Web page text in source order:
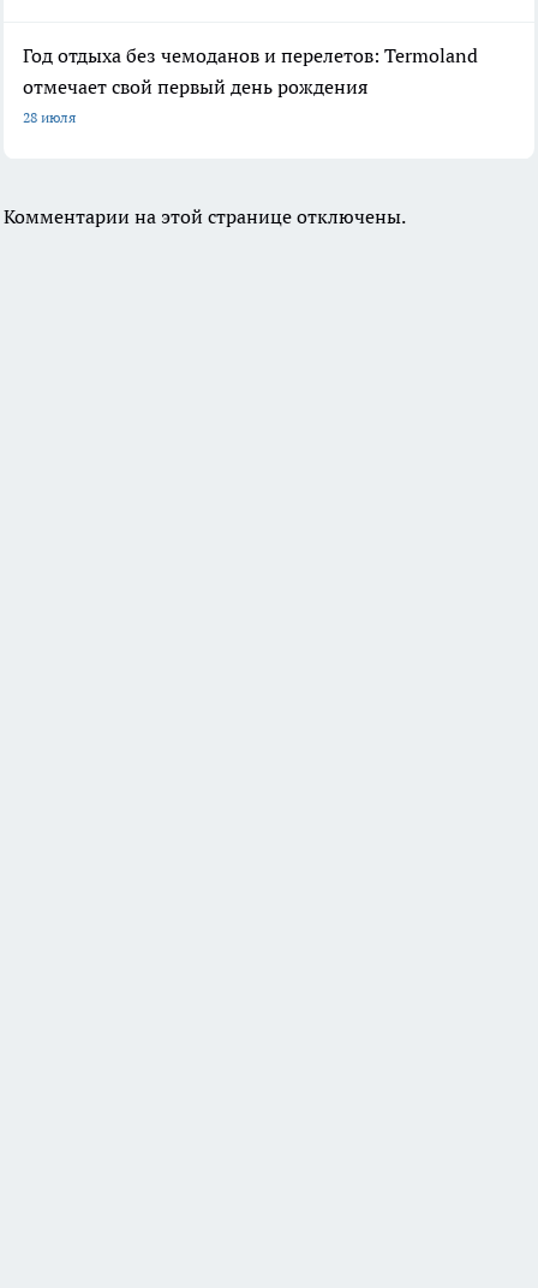
Год отдыха без чемоданов и перелетов: Termoland
отмечает свой первый день рождения
28 июля
Комментарии на этой странице отключены.